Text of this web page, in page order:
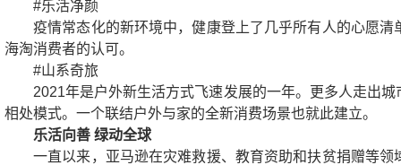
#乐活净颜
疫情常态化的新环境中，健康登上了几乎所有人的心愿
海淘消费者的认可。
#山系奇旅
2021年是户外新生活方式飞速发展的一年。更多人走出
相处模式。一个联结户外与家的全新消费场景也就此建立。
乐活向善 绿动全球
一直以来，亚马逊在灾难救援、教育资助和扶贫捐赠等